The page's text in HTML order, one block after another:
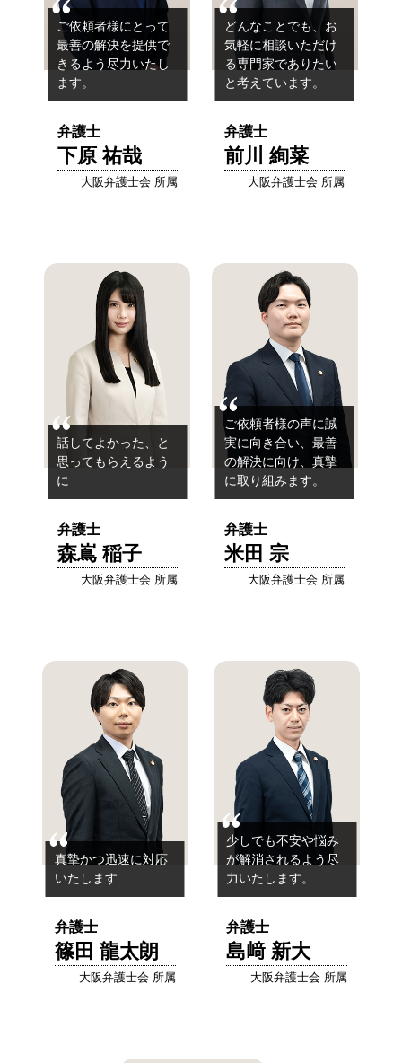
ご依頼者様にとって
最善の解決を提供で
きるよう尽力いたし
ます。
弁護士
下原 祐哉
大阪弁護士会 所属
どんなことでも、お
気軽に相談いただけ
る専門家でありたい
と考えています。
弁護士
前川 絢菜
大阪弁護士会 所属
話してよかった、と
思ってもらえるよう
に
弁護士
森嶌 稲子
大阪弁護士会 所属
ご依頼者様の声に誠
実に向き合い、最善
の解決に向け、真摯
に取り組みます。
弁護士
米田 宗
大阪弁護士会 所属
真摯かつ迅速に対応
いたします
弁護士
篠田 龍太朗
大阪弁護士会 所属
少しでも不安や悩み
が解消されるよう尽
力いたします。
弁護士
島﨑 新大
大阪弁護士会 所属